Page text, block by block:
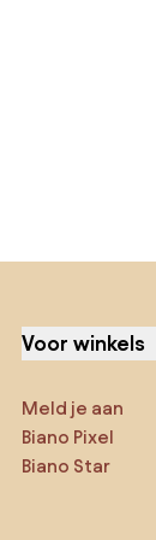
Voor winkels
Meld je aan
Biano Pixel
Biano Star